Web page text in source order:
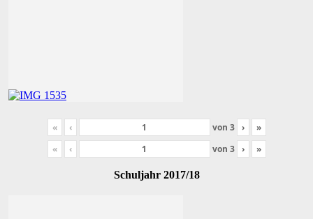
« ‹ von 3 ›
»
«
‹ von 3 › »
Schuljahr 2017/18